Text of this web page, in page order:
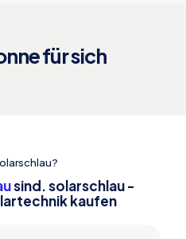
für sich
sind. solarschlau -
kaufen